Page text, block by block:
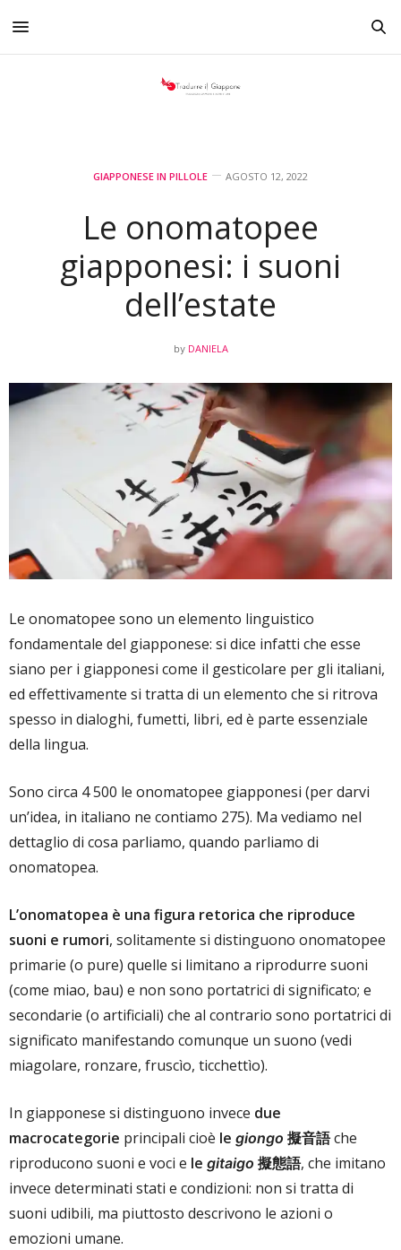
GIAPPONESE IN PILLOLE AGOSTO 12, 2022
Le onomatopee
giapponesi: i suoni
dell’estate
by DANIELA
Le onomatopee sono un elemento linguistico
fondamentale del giapponese: si dice infatti che esse
siano per i giapponesi come il gesticolare per gli italiani,
ed effettivamente si tratta di un elemento che si ritrova
spesso in dialoghi, fumetti, libri, ed è parte essenziale
della lingua.
Sono circa 4 500 le onomatopee giapponesi (per darvi
un’idea, in italiano ne contiamo 275). Ma vediamo nel
dettaglio di cosa parliamo, quando parliamo di
onomatopea.
L’onomatopea è una figura retorica che riproduce
suoni e rumori, solitamente si distinguono onomatopee
primarie (o pure) quelle si limitano a riprodurre suoni
(come miao, bau) e non sono portatrici di significato; e
secondarie (o artificiali) che al contrario sono portatrici di
significato manifestando comunque un suono (vedi
miagolare, ronzare, fruscìo, ticchettìo).
In giapponese si distinguono invece due
macrocategorie principali cioè le giongo 擬音語che
riproducono suoni e voci e le gitaigo 擬態語, che imitano
invece determinati stati e condizioni: non si tratta di
suoni udibili, ma piuttosto descrivono le azioni o
emozioni umane.